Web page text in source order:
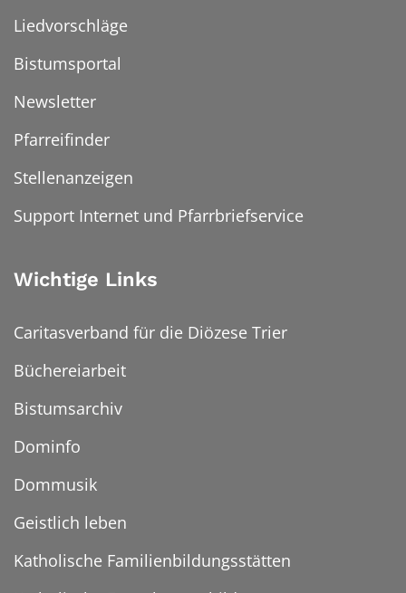
Liedvorschläge
Bistumsportal
Newsletter
Pfarreifinder
Stellenanzeigen
Support Internet und Pfarrbriefservice
Wichtige Links
Caritasverband für die Diözese Trier
Büchereiarbeit
Bistumsarchiv
Dominfo
Dommusik
Geistlich leben
Katholische Familienbildungsstätten